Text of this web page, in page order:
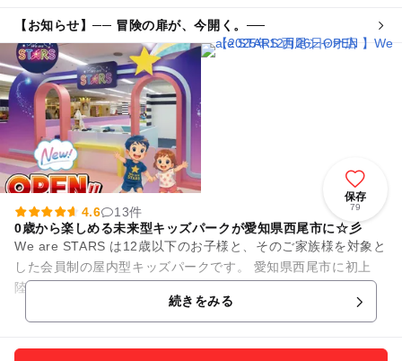
【お知らせ】── 冒険の扉が、今開く。──
保存
79
4.6
13件
0歳から楽しめる未来型キッズパークが愛知県西尾市に☆彡
We are STARS は12歳以下のお子様と、そのご家族様を対象と
した会員制の屋内型キッズパークです。 愛知県西尾市に初上
陸！22世紀のあそび場「We are STARS」☆彡 ここ...
続きをみる